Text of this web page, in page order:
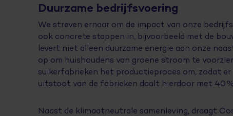
Duurzame bedrijfsvoering
We streven ernaar om de impact van onze
ook concrete stappen in, bijvoorbeeld met de
levert niet alleen duurzame energie aan onze
op om huishoudens van groene stroom te
suikerfabrieken het productieproces om, zodat
uitstoot van de fabrieken daalt hierdoor met
Naast de klimaatneutrale samenleving, draagt